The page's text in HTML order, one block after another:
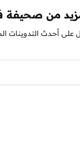
من صحيفة
أحدث التدوينات